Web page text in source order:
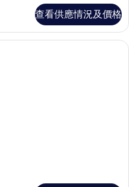
查看供應情況及價格